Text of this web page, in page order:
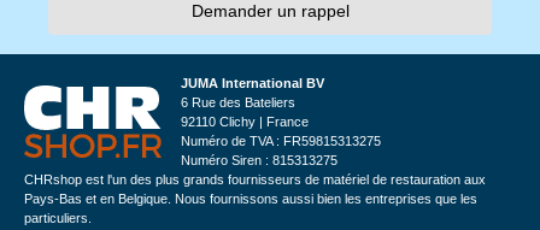
Demander un rappel
JUMA International BV
6 Rue des Bateliers
92110 Clichy | France
Numéro de TVA : FR59815313275
Numéro Siren : 815313275
CHRshop est l'un des plus grands fournisseurs de matériel de restauration aux
Pays-Bas et en Belgique. Nous fournissons aussi bien les entreprises que les
particuliers.